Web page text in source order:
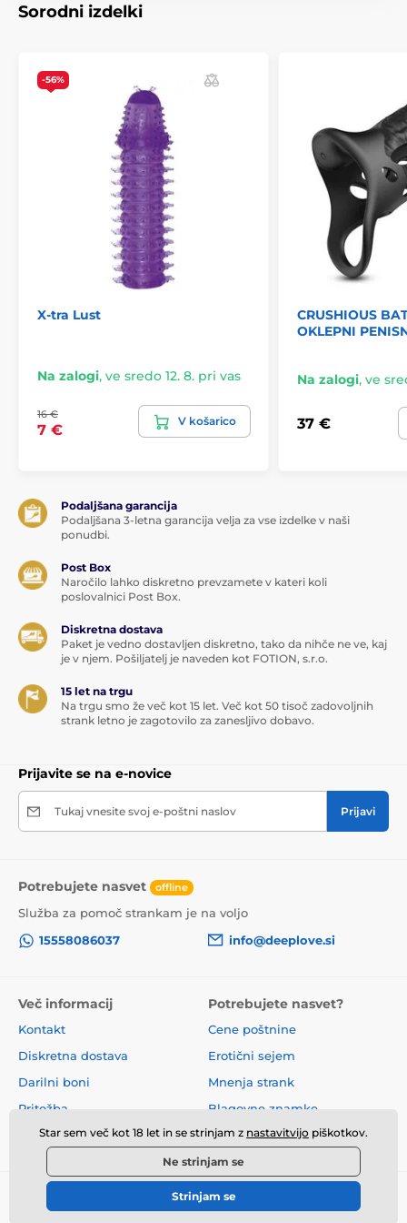
Rokavi za penis Povečanje penisa
Sorodni izdelki
-56%
X-tra Lust
Na zalogi, ve sredo 12. 8. pri vas
16 €
7 €
V košarico
CRUSHIOUS
OKLEPNI
Na zalogi, ve
37 €
Podaljšana garancija
Podaljšana 3-letna garancija velja za vse izdelke v naši
ponudbi.
Post Box
Naročilo lahko diskretno prevzamete v kateri koli
poslovalnici Post Box.
Diskretna dostava
Paket je vedno dostavljen diskretno, tako da nihče ne ve, kaj
je v njem. Pošiljatelj je naveden kot FOTION, s.r.o.
15 let na trgu
Na trgu smo že več kot 15 let. Več kot 50 tisoč zadovoljnih
strank letno je zagotovilo za zanesljivo dobavo.
Prijavite se na e-novice
Tukaj vnesite svoj e-poštni naslov Prijavi
Potrebujete nasvet offline
Služba za pomoč strankam je na voljo
15558086037
info@deeplove.si
Več informacij
Kontakt
Diskretna dostava
Darilni boni
Pritožba
O nas
Potrebujete nasvet?
Cene poštnine
Erotični sejem
Mnenja strank
Blagovne znamke
Poslovni pogoji
© 2026 www.deeplove.si ⦁ E-trgovino je ustvarila
Star sem več kot 18 let in se strinjam z nastavitvijo piškotkov.
Ne strinjam se
Strinjam se